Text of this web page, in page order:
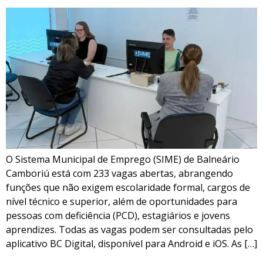
O Sistema Municipal de Emprego (SIME) de Balneário
Camboriú está com 233 vagas abertas, abrangendo
funções que não exigem escolaridade formal, cargos de
nível técnico e superior, além de oportunidades para
pessoas com deficiência (PCD), estagiários e jovens
aprendizes. Todas as vagas podem ser consultadas pelo
aplicativo BC Digital, disponível para Android e iOS. As […]